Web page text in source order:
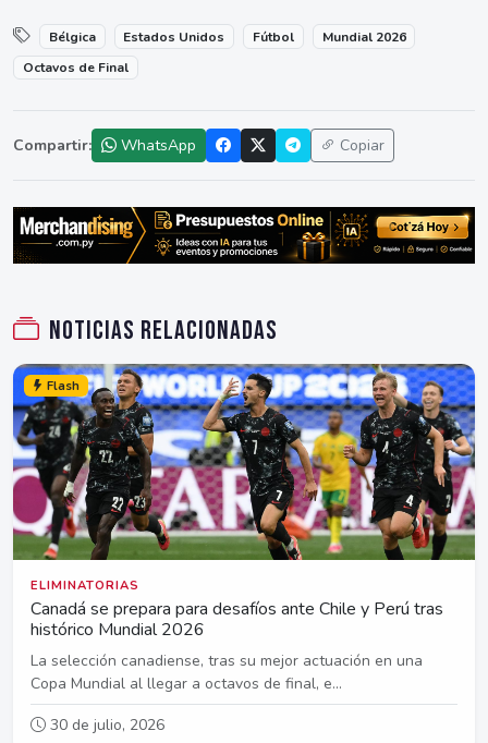
Bélgica Estados Unidos Fútbol
Mundial 2026
Octavos de Final
Compartir: WhatsApp Copiar
Noticias relacionadas
Flash
ELIMINATORIAS
Canadá se prepara para desafíos ante Chile y Perú tras
histórico Mundial 2026
La selección canadiense, tras su mejor actuación en una
Copa Mundial al llegar a octavos de final, e...
30 de julio, 2026